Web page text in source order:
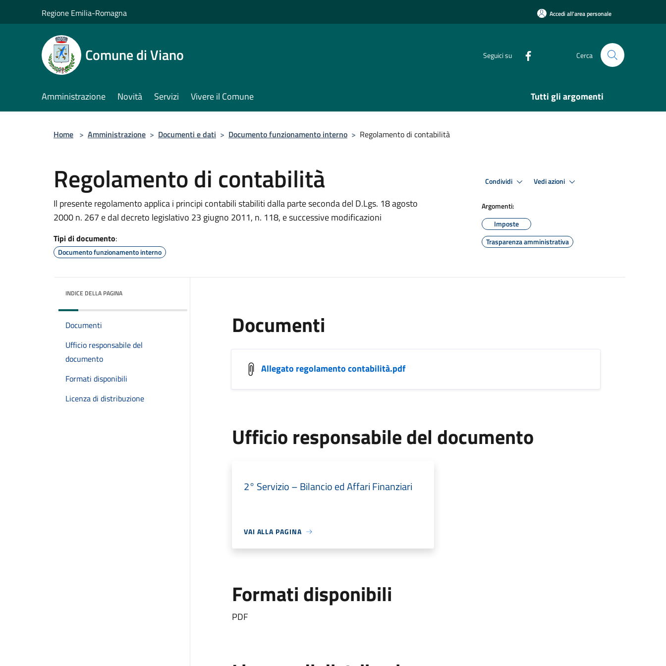
Regione Emilia-Romagna Accedi all'area personale
Comune di Viano Seguici su Cerca
Amministrazione Novità Servizi Vivere il Comune Tutti gli argomenti
Home > Amministrazione > Documenti e dati > Documento funzionamento interno > Regolamento di contabilità
Regolamento di contabilità
Il presente regolamento applica i principi contabili stabiliti dalla parte seconda del D.Lgs. 18 agosto
2000 n. 267 e dal decreto legislativo 23 giugno 2011, n. 118, e successive modificazioni
Tipi di documento:
Documento funzionamento interno
Condividi Vedi azioni
Argomenti:
Imposte
Trasparenza amministrativa
INDICE DELLA PAGINA
Documenti
Ufficio responsabile del
documento
Formati disponibili
Licenza di distribuzione
Documenti
Allegato regolamento contabilità.pdf
Ufficio responsabile del documento
2° Servizio – Bilancio ed Affari Finanziari
VAI ALLA PAGINA
Formati disponibili
PDF